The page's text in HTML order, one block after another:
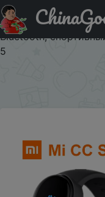
Паридбати з
Xiaomi Mi Band 5, 4
Bluetooth,
5